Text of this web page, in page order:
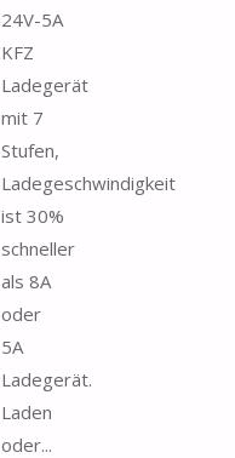
24V-5A
KFZ
Ladegerät
mit 7
Stufen,
Ladegeschwindigkeit
ist 30%
schneller
als 8A
oder
5A
Ladegerät.
Laden
oder...